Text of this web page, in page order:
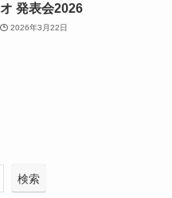
オ 発表会2026
2026年3月22日
検索